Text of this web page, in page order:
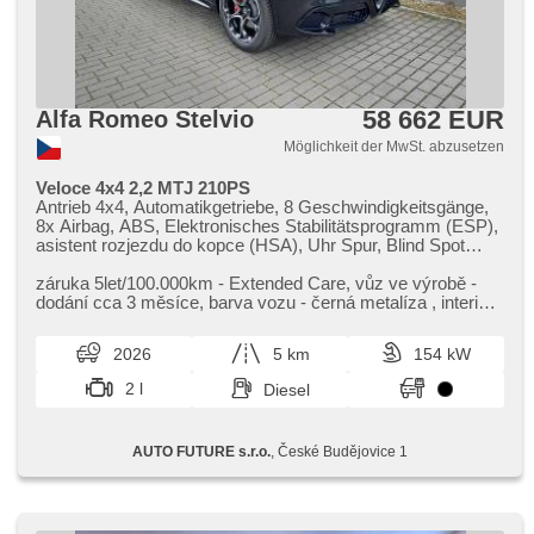
parkovací kamerou, omezovač rychlosti, ovládání audio
systému na volantu, paket: Winter, palubní počítač - EVIC s
7' obrazovkou, pokročilý brzdový asistent, tónovaná skla,
ukazatel rychlostních limitů, zásuvka 12V
Alfa Romeo Stelvio 58 662 EUR
Möglichkeit der MwSt. abzusetzen
Veloce 4x4 2,2 MTJ 210PS
Antrieb 4x4, Automatikgetriebe, 8 Geschwindigkeitsgänge,
8x Airbag, ABS, Elektronisches Stabilitätsprogramm (ESP),
asistent rozjezdu do kopce (HSA), Uhr Spur, Blind Spot
Geschwindigkeitsregelung, LED denní svícení, Alufelgen,
erfüllt 'EURO VI', digitální přístrojový štít, volba jízdního
provozu při couvání (RCTA), parkovací senzory přední,
parkovací senzory zadní, Fahrkamera, bezklíčové
startování, bezklíčové odemykání, Lichtsensor,
Scheibenwischersensor, Lenkrad einstellbar,
Bluetooth, El. Deckel des Kofferraums, El. Seitenscheiben,
El. Klappspiegel, starten per Taste, Wegfahrsperre,
záruka 5let/100.000km ​- Extended Care,​ vůz ve výrobě ​-
dodání cca 3 měsíce,​ barva vozu ​- černá metalíza ,​ interier
2026 5 km
154 kW
2 l
Diesel
AUTO FUTURE s.r.o. , České Budějovice 1